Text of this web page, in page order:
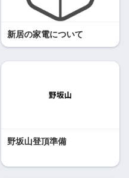
新居の家電について
野坂山登頂準備